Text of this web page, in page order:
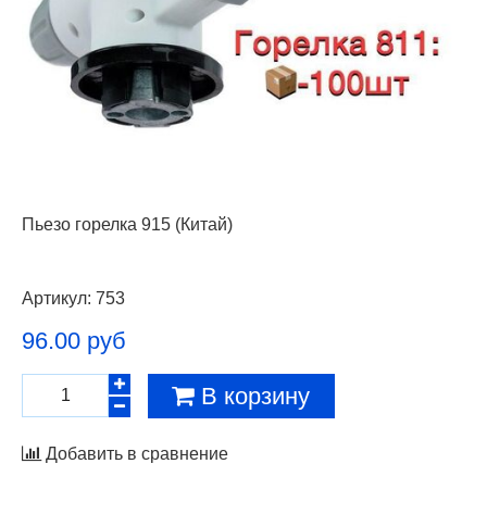
Пьезо горелка 915 (Китай)
Артикул: 753
96.00 руб
В корзину
Добавить в сравнение